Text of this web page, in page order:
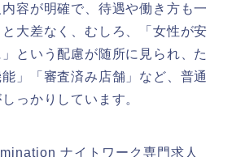
容が明確で、待遇や働き方も一
大差なく、むしろ、「女性が安
という配慮が随所に見られ、た
」「審査済み店舗」など、普通
っかりしています。
ナイトワーク専門求人